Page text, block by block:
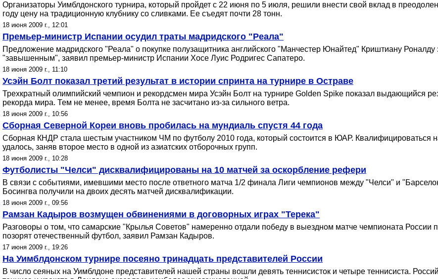
Организаторы Уимблдонского турнира, который пройдет с 22 июня по 5 июля, решили внести свой вклад в
году цену на традиционную клубнику со сливками. Ее съедят почти 28 тонн.
18 июня 2009 г., 12:01
Премьер-министр Испании осудил траты мадридского "Реала"
Предложение мадридского "Реала" о покупке полузащитника английского "Манчестер Юнайтед" Криштиану
"завышенным", заявил премьер-министр Испании Хосе Луис Родригес Сапатеро.
18 июня 2009 г., 11:10
Усэйн Болт показал третий результат в истории спринта на турнире в Остраве
Трехкратный олимпийский чемпион и рекордсмен мира Усэйн Болт на турнире Golden Spike показал выдающийся
рекорда мира. Тем не менее, время Болта не засчитано из-за сильного ветра.
18 июня 2009 г., 10:56
Сборная Северной Кореи вновь пробилась на мундиаль спустя 44 года
Сборная КНДР стала шестым участником ЧМ по футболу 2010 года, который состоится в ЮАР. Квалифицироваться
удалось, заняв второе место в одной из азиатских отборочных групп.
18 июня 2009 г., 10:28
Футболисты "Челси" дисквалифицированы на 10 матчей за оскорбление рефери
В связи с событиями, имевшими место после ответного матча 1/2 финала Лиги чемпионов между "Челси" и
Босингва получили на двоих десять матчей дисквалификации.
18 июня 2009 г., 09:56
Рамзан Кадыров возмущен обвинениями в договорных играх "Терека"
Разговоры о том, что самарские "Крылья Советов" намеренно отдали победу в выездном матче чемпионата России
позорят отечественный футбол, заявил Рамзан Кадыров.
17 июня 2009 г., 19:26
На Уимблдонском турнире посеяно тринадцать представителей России
В число сеяных на Уимблдоне представителей нашей страны вошли девять теннисисток и четыре теннисиста.